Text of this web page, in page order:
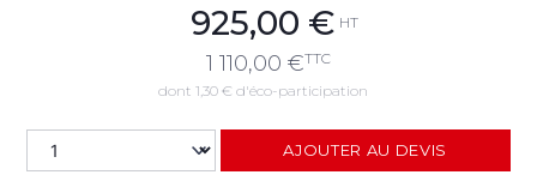
925,00 € HT
1 110,00 €TTC
dont 1,30 € d'éco-participation
AJOUTER AU DEVIS